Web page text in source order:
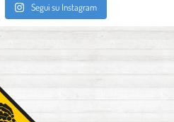
Segui su Instagram